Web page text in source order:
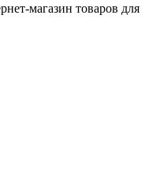
магазин товаров для